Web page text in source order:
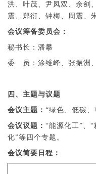
洪、叶茂、尹凤双、余剑
震、郑衍、钟梅、周震、
会议筹备委员会：
秘书长 ： 潘攀
委 员： 涂维峰、张振洲
四、主题与议题
会议主题： “绿色、低碳
会议议题： “能源化工”、
化”等四个专题。
会议简要日程：